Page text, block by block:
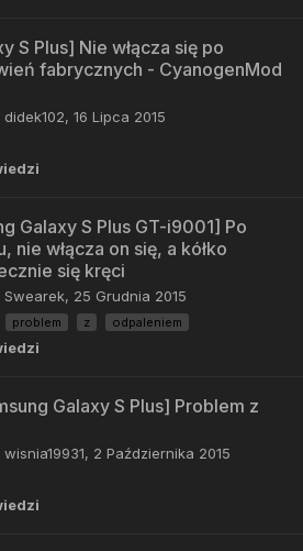
S Plus] Nie włącza się po
fabrycznych - CyanogenMod
didek102, 16 Lipca 2015
Galaxy S Plus GT-i9001] Po
nie włącza on się, a kółko
się kręci
Swearek, 25 Grudnia 2015
problem z odpaleniem
Galaxy S Plus] Problem z
wisnia19931, 2 Października 2015